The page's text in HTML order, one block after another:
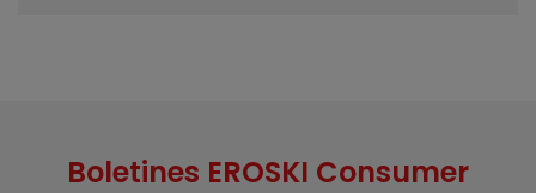
Boletines EROSKI Consumer